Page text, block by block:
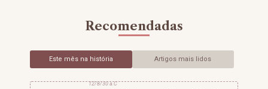
Recomendadas
Este mês na história Artigos mais lidos
12/8/30 a.C